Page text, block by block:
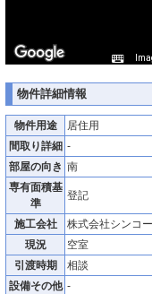
物件詳細情報
物件用途 居住用
間取り詳細 -
部屋の向き 南
専有面積基
準
登記
施工会社 株式会社シンコ
現況
空室
引渡時期
相談
設備その他 -